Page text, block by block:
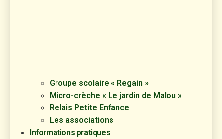
Groupe scolaire « Regain »
Micro-crèche « Le jardin de Malou »
Relais Petite Enfance
Les associations
Informations pratiques